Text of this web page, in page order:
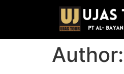
Author: